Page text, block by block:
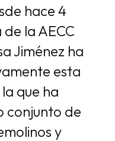
hace 4
la AECC
Jiménez ha
esta
que ha
conjunto de
y